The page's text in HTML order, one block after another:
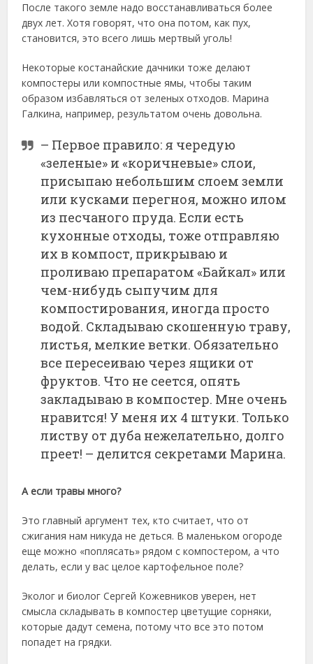
После такого земле надо восстанавливаться более
двух лет. Хотя говорят, что она потом, как пух,
становится, это всего лишь мертвый уголь!
Некоторые костанайские дачники тоже делают
компостеры или компостные ямы, чтобы таким
образом избавляться от зеленых отходов. Марина
Галкина, например, результатом очень довольна.
– Первое правило: я чередую
«зеленые» и «коричневые» слои,
присыпаю небольшим слоем земли
или кусками перегноя, можно илом
из песчаного пруда. Если есть
кухонные отходы, тоже отправляю
их в компост, прикрываю и
проливаю препаратом «Байкал» или
чем-нибудь сыпучим для
компостирования, иногда просто
водой. Складываю скошенную траву,
листья, мелкие ветки. Обязательно
все пересеиваю через ящики от
фруктов. Что не сеется, опять
закладываю в компостер. Мне очень
нравится! У меня их 4 штуки. Только
листву от дуба нежелательно, долго
преет! – делится секретами Марина.
А если травы много?
Это главный аргумент тех, кто считает, что от
сжигания нам никуда не деться. В маленьком огороде
еще можно «поплясать» рядом с компостером, а что
делать, если у вас целое картофельное поле?
Эколог и биолог Сергей Кожевников уверен, нет
смысла складывать в компостер цветущие сорняки,
которые дадут семена, потому что все это потом
попадет на грядки.